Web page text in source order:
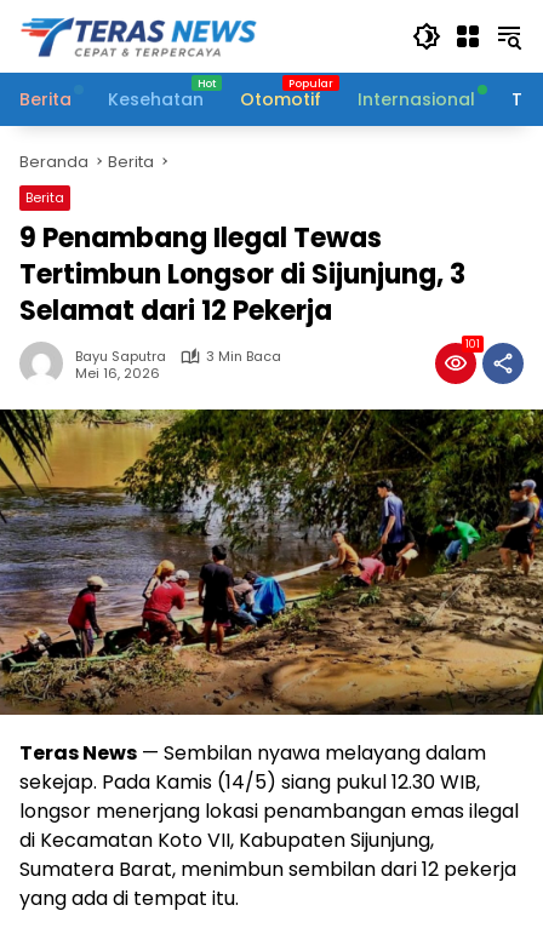
Langsung
konten
Berita
Kesehatan Otomotif Internasional
Beranda Berita
Berita
9 Penambang Ilegal Tewas
Tertimbun Longsor di Sijunjung, 3
Selamat dari 12 Pekerja
Bayu Saputra
3 Min Baca
Mei 16, 2026
101
Teras News — Sembilan nyawa melayang dalam
sekejap. Pada Kamis (14/5) siang pukul 12.30 WIB,
longsor menerjang lokasi penambangan emas ilegal
di Kecamatan Koto VII, Kabupaten Sijunjung,
Sumatera Barat, menimbun sembilan dari 12 pekerja
yang ada di tempat itu.